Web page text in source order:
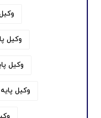
وکیل
وکیل
وکیل